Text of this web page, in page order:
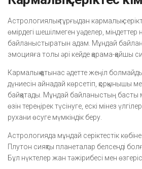
Астрологиялық тұрғыдан кармалық
өмірдегі шешілмеген уәделер, міндеттер
байланыстыратын адам. Мұндай
эмоцияға толы әрі кейде қарама-қайшы
Кармалық қатынас әдетте жеңіл
дүниесін айнадай көрсетіп, қорқынышы
байқатады. Мұндай байланыстың басты
өзін тереңірек түсінуге, ескі мінез
рухани өсуге мүмкіндік беру.
Астрологияда мұндай серіктестік
Плутон сияқты планеталар белсенді
Бұл нүктелер жан тәжірибесі мен